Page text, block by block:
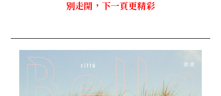
別走開，下一頁更精彩